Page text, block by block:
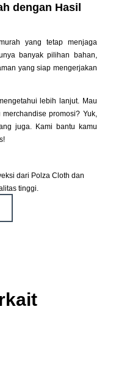
dengan Hasil
yang tetap menjaga
banyak pilihan bahan,
yang siap mengerjakan
lebih lanjut. Mau
promosi? Yuk,
juga. Kami bantu kamu
dari Polza Cloth dan
tinggi.